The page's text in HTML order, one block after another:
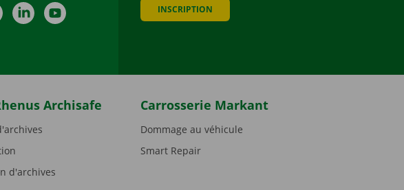
InstagramLinkedInYouTube INSCRIPTION
Archisafe
d'archives
Carrosserie Markant
Dommage au véhicule
Smart Repair